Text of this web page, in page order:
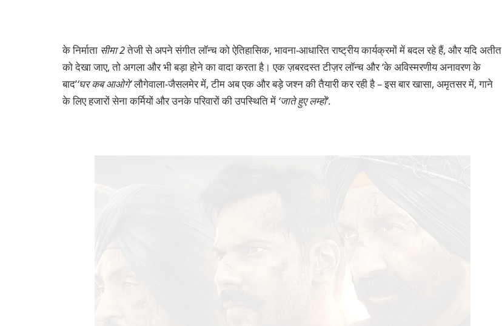
के निर्माता सीमा 2तेजी से अपने संगीत लॉन्च को ऐतिहासिक, भावना-आधारित राष्ट्रीय कार्यक्रमों में बदल रहे हैं, और यदि अतीत
को देखा जाए, तो अगला और भी बड़ा होने का वादा करता है। एक ज़बरदस्त टीज़र लॉन्च और ‘के अविस्मरणीय अनावरण के
बाद’‘घर कब आओगे’लौगेवाला-जैसलमेर में, टीम अब एक और बड़े जश्न की तैयारी कर रही है – इस बार खासा, अमृतसर में, गाने
के लिए हजारों सेना कर्मियों और उनके परिवारों की उपस्थिति में ‘जाते हुए लम्हों’.